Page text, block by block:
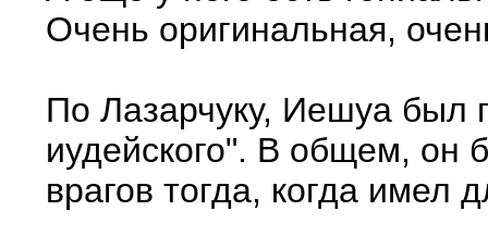
Очень оригинальная,
По Лазарчуку, Иешуа был
иудейского". В общем, он
врагов тогда, когда имел